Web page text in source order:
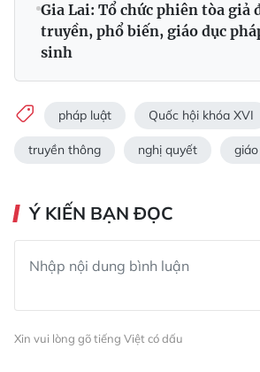
Gia Lai: Tổ chức phiên tòa giả
truyền, phổ biến, giáo dục
sinh
pháp luật Quốc hội khóa XVI
truyền thông nghị quyết
Ý KIẾN BẠN ĐỌC
Xin vui lòng gõ tiếng Việt có dấu